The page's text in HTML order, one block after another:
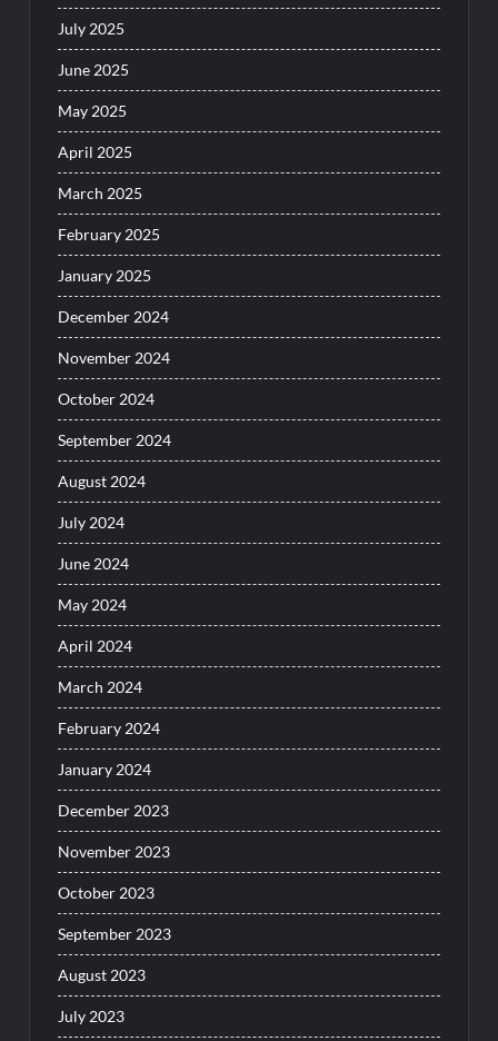
July 2025
June 2025
May 2025
April 2025
March 2025
February 2025
January 2025
December 2024
November 2024
October 2024
September 2024
August 2024
July 2024
June 2024
May 2024
April 2024
March 2024
February 2024
January 2024
December 2023
November 2023
October 2023
September 2023
August 2023
July 2023